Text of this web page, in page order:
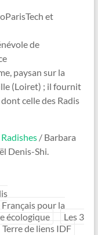
et
de
paysan sur la
(Loiret) ; il fournit
celle des Radis
Radishes/ Barbara
Denis-Shi.
pour la
écologique
Les 3
Terre de liens IDF